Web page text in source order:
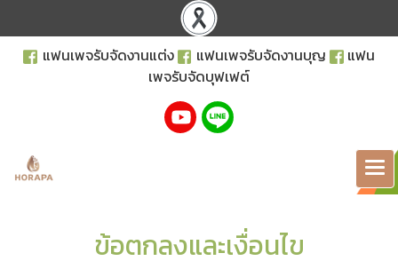
แฟนเพจรับจัดงานแต่ง แฟนเพจรับจัดงานบุญ
แฟน
เพจรับจัดบุฟเฟต์
ข้อตกลงและเงื่อนไข